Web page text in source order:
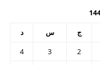
ج س د
2
3
4